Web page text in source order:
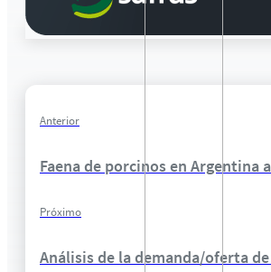
Anterior
Faena de porcinos en Argentina
Próximo
Análisis de la demanda/oferta